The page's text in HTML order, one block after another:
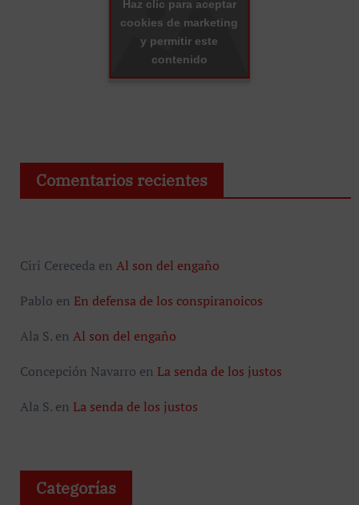
Haz clic para aceptar
cookies de marketing
y permitir este
contenido
Comentarios recientes
Ciri Cereceda en Al son del engaño
Pablo en En defensa de los conspiranoicos
Ala S.en Al son del engaño
Concepción Navarro en La senda de los justos
Ala S.en La senda de los justos
Categorías